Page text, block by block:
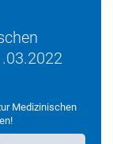
Medizinischen